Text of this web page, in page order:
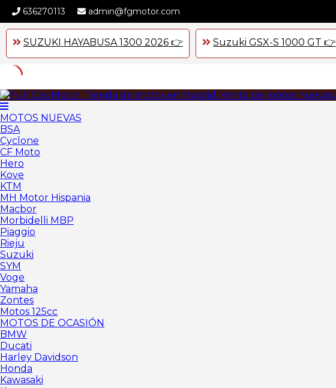
636270113 admin@fgmotor.com
SUZUKI HAYABUSA 1300 2026 👉 Suzuki GSX-S 1000 GT 👉
Skip
to
content
MOTOS NUEVAS
BSA
Cyclone
CF Moto
Hero
Kove
KTM
MH Motor Hispania
Macbor
Morbidelli MBP
Piaggio
Rieju
Suzuki
SYM
Voge
Yamaha
Zontes
Motos 125cc
MOTOS DE OCASIÓN
BMW
Ducati
Harley Davidson
Honda
Kawasaki